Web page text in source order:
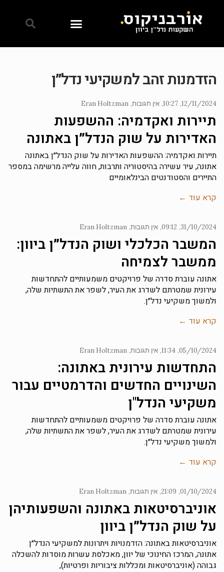
הזדמנות זהב למשקיעי נדל״ן
12/11/2024
10:27 אין תגובות Eran Holtzman
תיירות ואקדמיה: ההשפעות
האדירות על שוק הנדל״ן באתונה
תיירות ואקדמיה: ההשפעות האדירות על שוק הנדל״ן באתונה
אתונה, עיר עשירה בהיסטוריה ותרבות, חווה עלייה מרשימה במספר
התיירים והסטודנטים הבינלאומיים
קרא עוד ←
31/10/2024
09:12 אין תגובות Eran Holtzman
המשבר הכלכלי ושוק הנדל״ן ביוון:
ממשבר לצמיחה
אתונה עוברת סדרה של פרויקטים משמעותיים להתחדשות
עירונית שמטרתם לשדרג את העיר, לשפר את התשתיות שלה,
ולמשוך משקיעי נדל״ן.
קרא עוד ←
05/10/2024
11:34 אין תגובות Eran Holtzman
התחדשות עירונית באתונה:
השינויים החדשים והדרמטיים עבור
משקיעי הנדל"ן
אתונה עוברת סדרה של פרויקטים משמעותיים להתחדשות
עירונית שמטרתם לשדרג את העיר, לשפר את התשתיות שלה,
ולמשוך משקיעי נדל״ן.
קרא עוד ←
01/10/2024
21:09 אין תגובות Eran Holtzman
אוניברסיטאות באתונה והשפעותיהן
על שוק הנדל״ן ביוון
אוניברסיטאות באתונה: הזדמנויות ויתרונות למשקיעי הנדל״ן
אתונה, המרכז החינוכי של יוון, מאכלסת עשרות מוסדות להשכלה
גבוהה (אוניברסיטאות ומכללות ציבוריות ופרטיות),